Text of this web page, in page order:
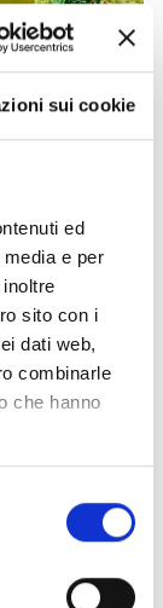
sui cookie
ed
e per
sito con i
dati web,
combinarle
che hanno
Luca
effect
microbiota
and fats.